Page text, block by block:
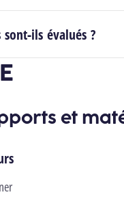
ils évalués ?
et